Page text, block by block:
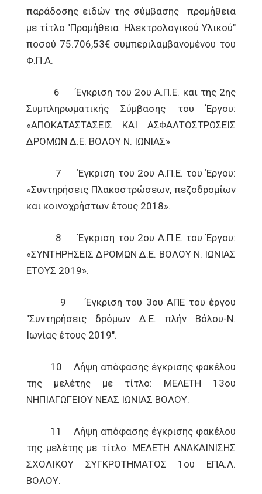
παράδοσης ειδών της σύμβασης προμήθεια
με τίτλο "Προμήθεια Ηλεκτρολογικού Υλικού"
ποσού 75.706,53€ συμπεριλαμβανομένου του
Φ.Π.Α.
6 Έγκριση του 2ου Α.Π.Ε. και της 2ης
Συμπληρωματικής Σύμβασης του Έργου:
«ΑΠΟΚΑΤΑΣΤΑΣΕΙΣ ΚΑΙ ΑΣΦΑΛΤΟΣΤΡΩΣΕΙΣ
ΔΡΟΜΩΝ Δ.Ε. ΒΟΛΟΥ Ν. ΙΩΝΙΑΣ»
7 Έγκριση του 2ου Α.Π.Ε. του Έργου:
«Συντηρήσεις Πλακοστρώσεων, πεζοδρομίων
και κοινοχρήστων έτους 2018».
8 Έγκριση του 2ου Α.Π.Ε. του Έργου:
«ΣΥΝΤΗΡΗΣΕΙΣ ΔΡΟΜΩΝ Δ.Ε. ΒΟΛΟΥ Ν. ΙΩΝΙΑΣ
ΕΤΟΥΣ 2019».
9 Έγκριση του 3ου ΑΠΕ του έργου
"Συντηρήσεις δρόμων Δ.Ε. πλήν Βόλου-Ν.
Ιωνίας έτους 2019".
10 Λήψη απόφασης έγκρισης φακέλου
της μελέτης με τίτλο: ΜΕΛΕΤΗ 13ου
ΝΗΠΙΑΓΩΓΕΙΟΥ ΝΕΑΣ ΙΩΝΙΑΣ ΒΟΛΟΥ.
11 Λήψη απόφασης έγκρισης φακέλου
της μελέτης με τίτλο: ΜΕΛΕΤΗ ΑΝΑΚΑΙΝΙΣΗΣ
ΣΧΟΛΙΚΟΥ ΣΥΓΚΡΟΤΗΜΑΤΟΣ 1ου ΕΠΑ.Λ.
ΒΟΛΟΥ.